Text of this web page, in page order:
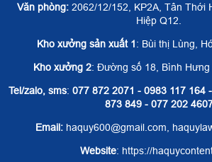
Văn phòng: 2062/12/152, KP2A, Tân Thới
Hiệp Q12.
Kho xưởng sản xuất 1: Bùi thị Lùng,
Kho xưởng 2: Đường số 18, Bình
Tel/zalo, sms: 077 872 2071 - 0983 117 164
873 849 - 077 202
Email: haquy600@gmail.com,
Website: https://